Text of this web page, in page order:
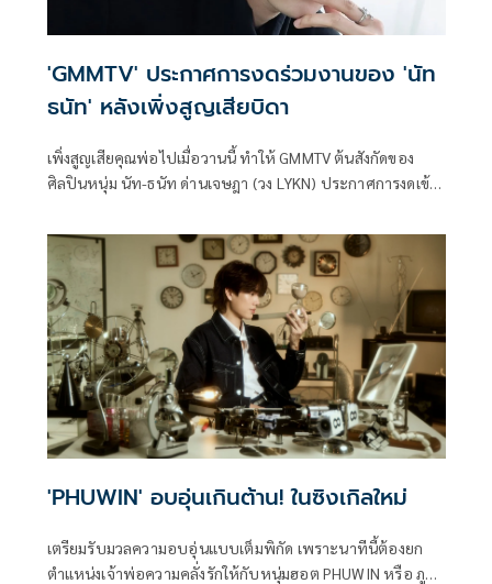
'GMMTV' ประกาศการงดร่วมงานของ 'นัท
ธนัท' หลังเพิ่งสูญเสียบิดา
เพิ่งสูญเสียคุณพ่อไปเมื่อวานนี้ ทำให้ GMMTV ต้นสังกัดของ
ศิลปินหนุ่ม นัท-ธนัท ด่านเจษฎา (วง LYKN) ประกาศการงดเข้า
'PHUWIN' อบอุ่นเกินต้าน! ในซิงเกิลใหม่
เตรียมรับมวลความอบอุ่นแบบเต็มพิกัด เพราะนาทีนี้ต้องยก
ตำแหน่งเจ้าพ่อความคลั่งรักให้กับหนุ่มฮอต PHUWIN หรือ ภูวิ